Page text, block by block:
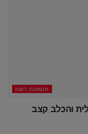
תופעות רשת
והכלב קצב